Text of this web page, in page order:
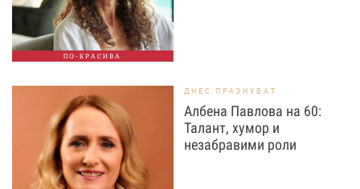
ПО-КРАСИВА
ДНЕС ПРАЗНУВАТ
Албена Павлова на 60:
Талант, хумор и
незабравими роли